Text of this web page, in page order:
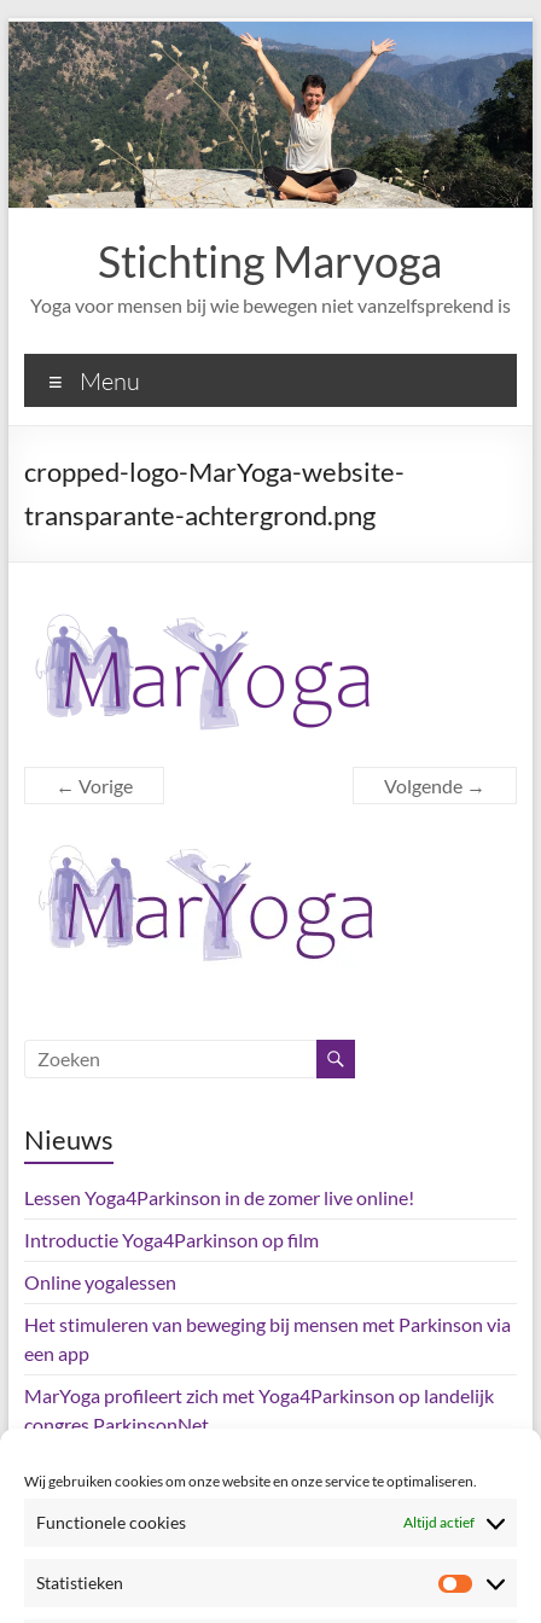
Wij gebruiken cookies om onze website en onze service te optimaliseren.
Functionele cookies Altijd actief
Statistieken
Ga
naar
de
inhoud
Stichting Maryoga
Yoga voor mensen bij wie bewegen niet vanzelfsprekend is
Menu
cropped-logo-MarYoga-website-
transparante-achtergrond.png
← Vorige Volgende →
Nieuws
Lessen Yoga4Parkinson in de zomer live online!
Introductie Yoga4Parkinson op film
Online yogalessen
Het stimuleren van beweging bij mensen met Parkinson via
een app
MarYoga profileert zich met Yoga4Parkinson op landelijk
congres ParkinsonNet